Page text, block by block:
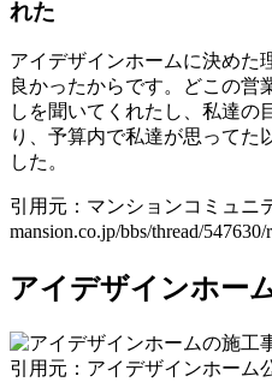
れた
アイデザインホームに決めた
良かったからです。どこの営
しを聞いてくれたし、私達の
り、予算内で私達が思ってた
した。
引用元：マンションコミュニ
mansion.co.jp/bbs/thread/547630/
アイデザインホー
引用元：アイデザインホーム